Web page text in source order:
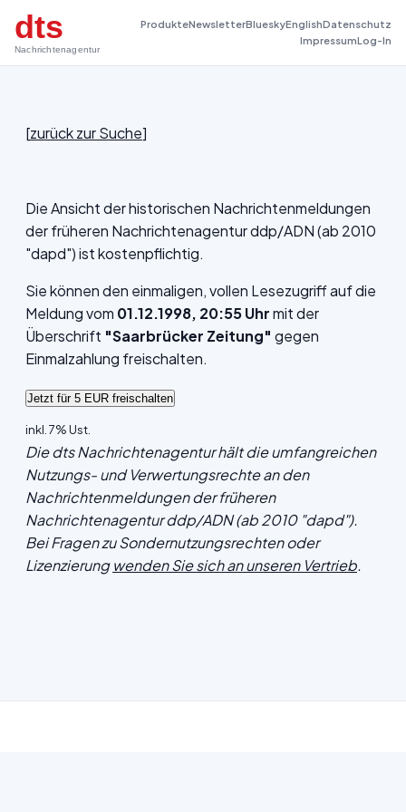
dts
Nachrichtenagentur
ProdukteNewsletterBlueskyEnglishDatenschutz
ImpressumLog-In
[zurück zur Suche]
Die Ansicht der historischen Nachrichtenmeldungen
der früheren Nachrichtenagentur ddp/ADN (ab 2010
"dapd") ist kostenpflichtig.
Sie können den einmaligen, vollen Lesezugriff auf die
Meldung vom 01.12.1998, 20:55 Uhrmit der
Überschrift "Saarbrücker Zeitung" gegen
Einmalzahlung freischalten.
inkl. 7% Ust.
Die dts Nachrichtenagentur hält die umfangreichen
Nutzungs- und Verwertungsrechte an den
Nachrichtenmeldungen der früheren
Nachrichtenagentur ddp/ADN (ab 2010 "dapd").
Bei Fragen zu Sondernutzungsrechten oder
Lizenzierungwenden Sie sich an unseren Vertrieb.